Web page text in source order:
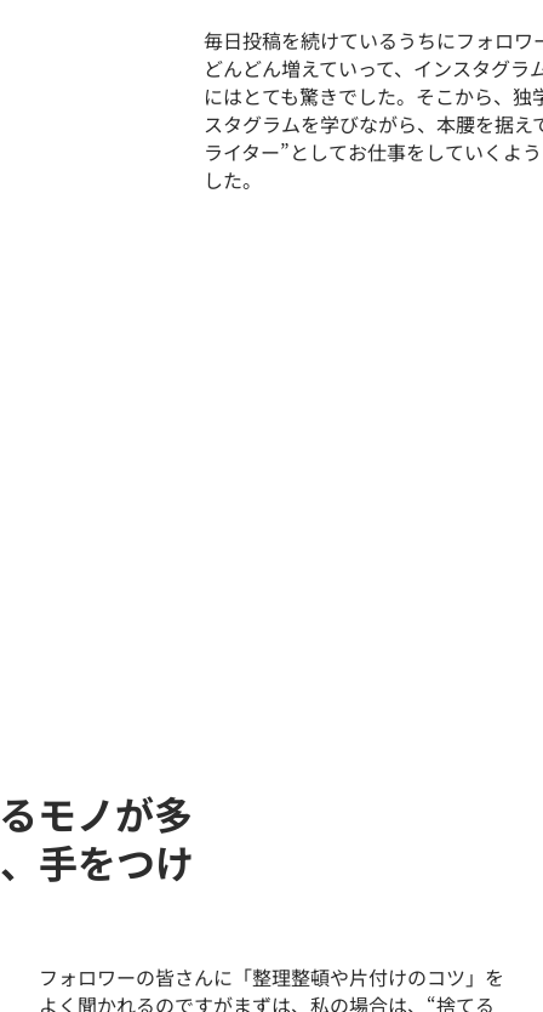
毎日投稿を続けているうちにフォロワ
どんどん増えていって、インスタグラ
にはとても驚きでした。そこから、独
スタグラムを学びながら、本腰を据え
ライター”としてお仕事をしていくよ
した。
モノが多
手をつけ
フォロワーの皆さんに「整理整頓や片付けのコツ」を
よく聞かれるのですがまずは、私の場合は、“捨てる